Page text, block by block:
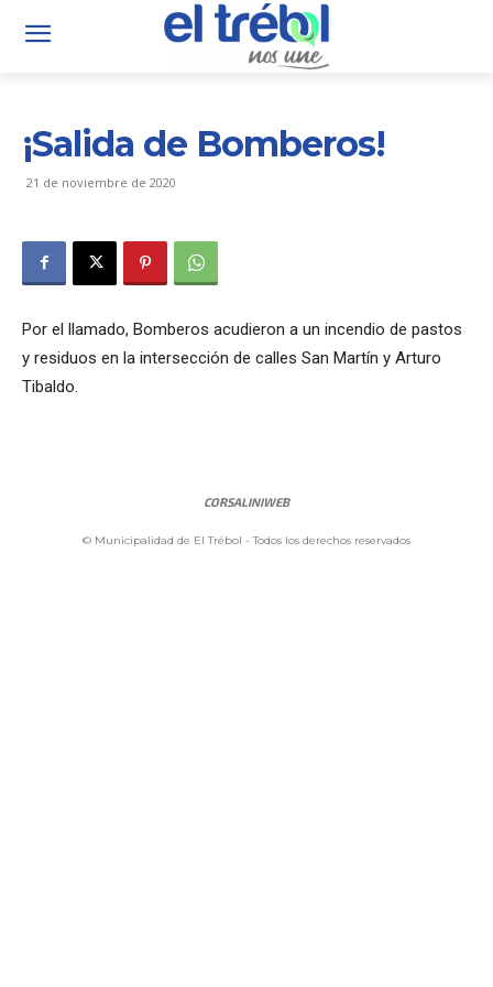
¡Salida de Bomberos!
21 de noviembre de 2020
Por el llamado, Bomberos acudieron a un incendio de pastos
y residuos en la intersección de calles San Martín y Arturo
Tibaldo.
CORSALINIWEB
© Municipalidad de El Trébol - Todos los derechos reservados